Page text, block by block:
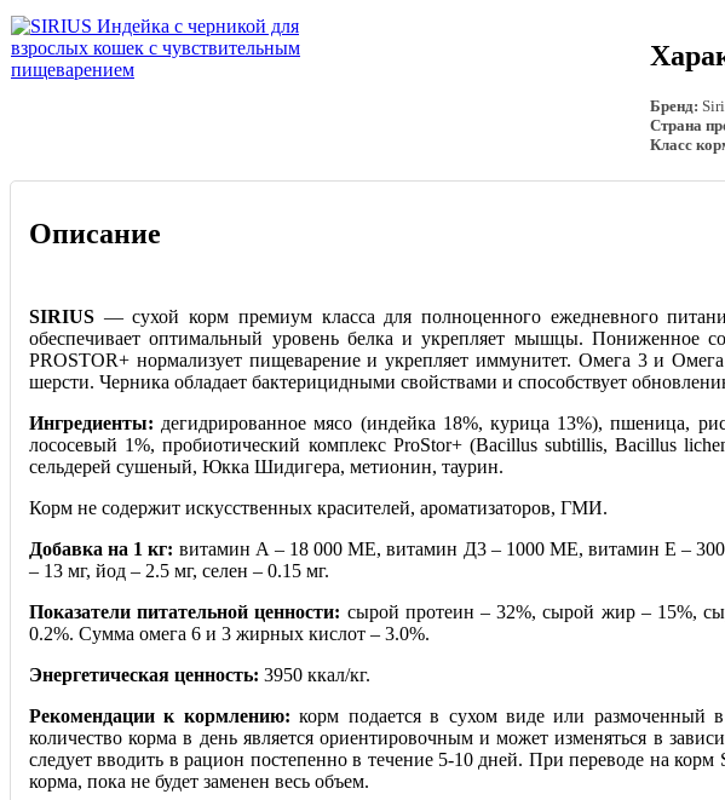
Бренд:
Страна
Класс
Описание
SIRIUS — сухой корм премиум класса для полноценного ежедневного
обеспечивает оптимальный уровень белка и укрепляет мышцы. Пониженное
PROSTOR+ нормализует пищеварение и укрепляет иммунитет. Омега 3 и
шерсти. Черника обладает бактерицидными свойствами и способствует
Ингредиенты: дегидрированное мясо (индейка 18%, курица 13%), пшеница,
лососевый 1%, пробиотический комплекс ProStor+ (Bacillus subtillis, Bacillus
сельдерей сушеный, Юкка Шидигера, метионин, таурин.
Корм не содержит искусственных красителей, ароматизаторов, ГМИ.
Добавка на 1 кг: витамин А – 18 000 МЕ, витамин Д3 – 1000 МЕ, витамин Е –
– 13 мг, йод – 2.5 мг, селен – 0.15 мг.
Показатели питательной ценности: сырой протеин – 32%, сырой жир – 15%,
0.2%. Сумма омега 6 и 3 жирных кислот – 3.0%.
Энергетическая ценность: 3950 ккал/кг.
Рекомендации к кормлению: корм подается в сухом виде или размоченный
количество корма в день является ориентировочным и может изменяться в
следует вводить в рацион постепенно в течение 5-10 дней. При переводе на
корма, пока не будет заменен весь объем.